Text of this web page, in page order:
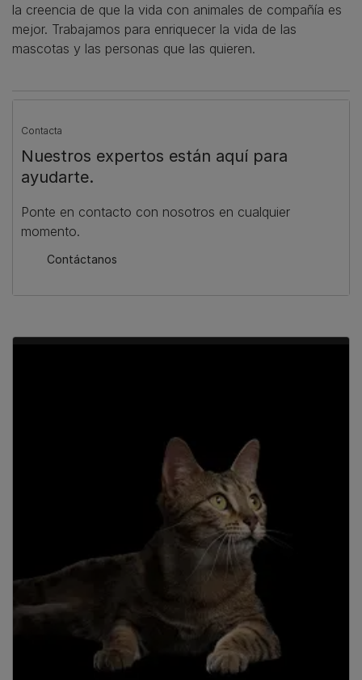
la creencia de que la vida con animales de compañía es
mejor. Trabajamos para enriquecer la vida de las
mascotas y las personas que las quieren.
Contacta
Nuestros expertos están aquí para
ayudarte.
Ponte en contacto con nosotros en cualquier
momento.
Contáctanos